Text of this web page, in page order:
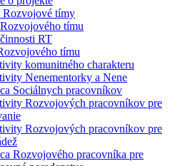
Rozvojové tímy
tímu
RT
tímu
komunitného charakteru
Nenementorky a Nene
Sociálnych pracovníkov
Rozvojových pracovníkov pre
Rozvojových pracovníkov pre
Rozvojového pracovníka pre